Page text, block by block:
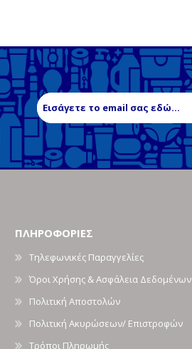
ΠΛΗΡΟΦΟΡΙΕΣ
Τηλεφωνικές Παραγγελίες
Όροι Χρήσης & Ασφάλεια Δεδομένων
Πολιτική Αποστολών
Πολιτική Ακυρώσεων/ Επιστροφών
Τρόποι Πληρωμής